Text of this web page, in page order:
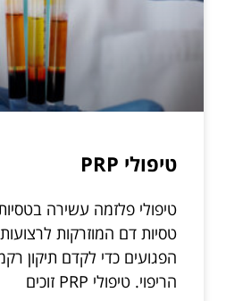
טיפולי PRP
טסיות דם המוזרקות
הפגועים כדי לקדם תיקון
הריפוי. טיפולי PRP זוכים